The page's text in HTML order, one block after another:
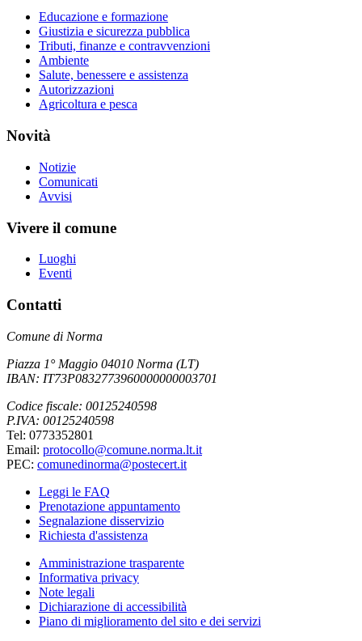
Educazione e formazione
Giustizia e sicurezza pubblica
Tributi, finanze e contravvenzioni
Ambiente
Salute, benessere e assistenza
Autorizzazioni
Agricoltura e pesca
Novità
Notizie
Comunicati
Avvisi
Vivere il comune
Luoghi
Eventi
Contatti
Comune di Norma
Piazza 1° Maggio 04010 Norma (LT)
IBAN: IT73P0832773960000000003701
Codice fiscale: 00125240598
P.IVA: 00125240598
Tel: 0773352801
Email: protocollo@comune.norma.lt.it
PEC: comunedinorma@postecert.it
Leggi le FAQ
Prenotazione appuntamento
Segnalazione disservizio
Richiesta d'assistenza
Amministrazione trasparente
Informativa privacy
Note legali
Dichiarazione di accessibilità
Piano di miglioramento del sito e dei servizi